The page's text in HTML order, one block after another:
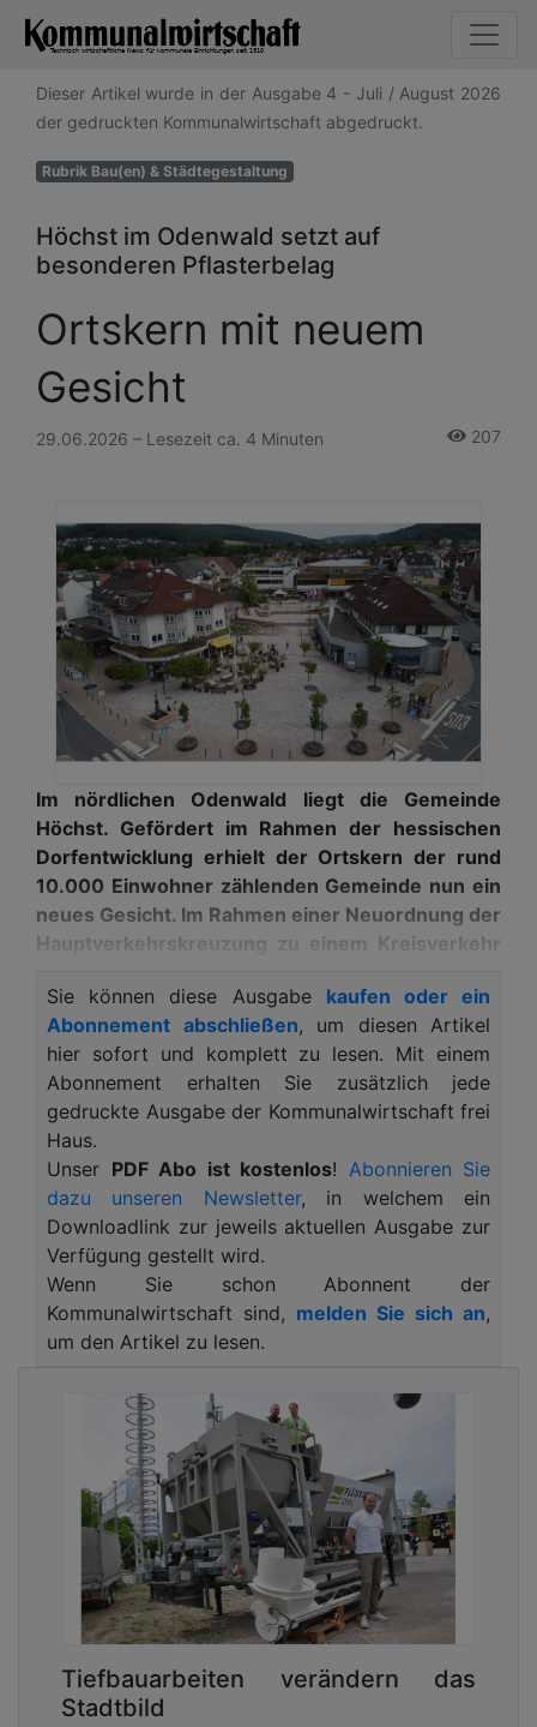
Dieser Artikel wurde in der Ausgabe 4 - Juli / August 2026
der gedruckten Kommunalwirtschaft abgedruckt.
Rubrik Bau(en) & Städtegestaltung
Höchst im Odenwald setzt auf
besonderen Pflasterbelag
Ortskern mit neuem
Gesicht
29.06.2026 – Lesezeit ca. 4 Minuten 207
Im nördlichen Odenwald liegt die Gemeinde
Höchst. Gefördert im Rahmen der hessischen
Dorfentwicklung erhielt der Ortskern der rund
10.000 Einwohner zählenden Gemeinde nun ein
neues Gesicht. Im Rahmen einer Neuordnung der
Hauptverkehrskreuzung zu einem Kreisverkehr
zentralen Platzes möglich machten. Bei der
Flächenbefestigung des Platzes und des Areals
um den angrenzenden Kreisverkehr setzten die
Planer auf ein ganz besonders attraktives
Betonsteinpflastersystem.
Benannt nach der Partnerstadt von Höchst, liegt
der „Montmelianer“ Platz im Zentrum der
Gemeinde im südhessischen Odenwaldkreis.
Nachdem zunächst nur Flächen im Zusammenhang
mit den an den künftigen Kreisverkehr
angrenzende Flächen ausgebaut werden sollten,
formierte sich eine moderierte Projektgruppe
Gemeindevertretern und der Verwaltung, die den
Planungsbereich im Zuge eines Integrierten
Kommunalen Entwicklungskonzeptes (IKEK), d.h.im
Rahmen des Dorfentwicklungsprogramms Hessen
auf die Gesamtfläche des Montmelianer Platz
ausweiteten. Dipl. Ing. Ingo Rohleder von der
Rittmannsperger Architekten GmbH aus Darmstadt
schildert die Ausgangslage:„Städtebaulich dient
der Platz als Entree des Rathauses. Zudem
und Geländehöhen. Zuletzt hinterließ das Areal
keinen besonders attraktiven Eindruck mehr: Von
Sie können diese Ausgabe kaufen oder ein
Abonnement abschließen, um diesen Artikel
hier sofort und komplett zu lesen. Mit einem
Abonnement erhalten Sie zusätzlich jede
gedruckte Ausgabe der Kommunalwirtschaft frei
Haus.
Unser PDF Abo ist kostenlos! Abonnieren Sie
dazu unseren Newsletter, in welchem ein
Downloadlink zur jeweils aktuellen Ausgabe zur
Verfügung gestellt wird.
Wenn Sie schon Abonnent der
Kommunalwirtschaft sind, melden Sie sich an,
um den Artikel zu lesen.
Tiefbauarbeiten verändern das
Stadtbild